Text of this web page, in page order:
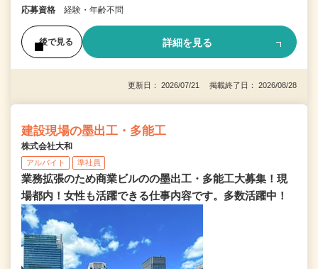
応募資格 経験・年齢不問
後で見る 詳細を見る
更新日： 2026/07/21 掲載終了日： 2026/08/28
建設現場の墨出工・多能工
株式会社大和
アルバイト 準社員
業務拡張のため商業ビルのの墨出工・多能工大募集！現
場都内！女性も活躍できる仕事内容です。多数活躍中！